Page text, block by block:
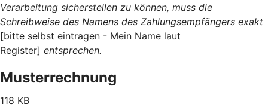
Verarbeitung sicherstellen zu können, muss die
Schreibweise des Namens des Zahlungsempfängers exakt
[bitte selbst eintragen - Mein Name laut
Register] entsprechen.
Musterrechnung
118 KB